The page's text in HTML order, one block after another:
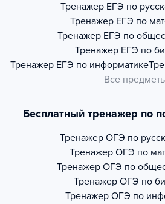
Тренажер ЕГЭ по
Тренажер ЕГЭ по
Тренажер ЕГЭ по
Тренажер ЕГЭ по
Тренажер ЕГЭ по информатике
Все
Бесплатный тренажер по
Тренажер ОГЭ по
Тренажер ОГЭ по
Тренажер ОГЭ по
Тренажер ОГЭ по
Тренажер ОГЭ по